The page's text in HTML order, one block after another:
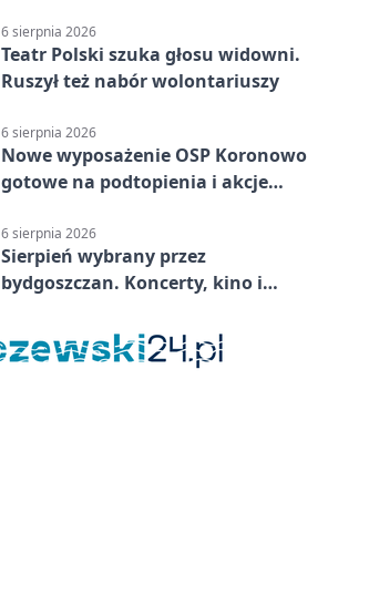
6 sierpnia 2026
Teatr Polski szuka głosu widowni.
Ruszył też nabór wolontariuszy
6 sierpnia 2026
Nowe wyposażenie OSP Koronowo
gotowe na podtopienia i akcje
6 sierpnia 2026
Sierpień wybrany przez
bydgoszczan. Koncerty, kino i